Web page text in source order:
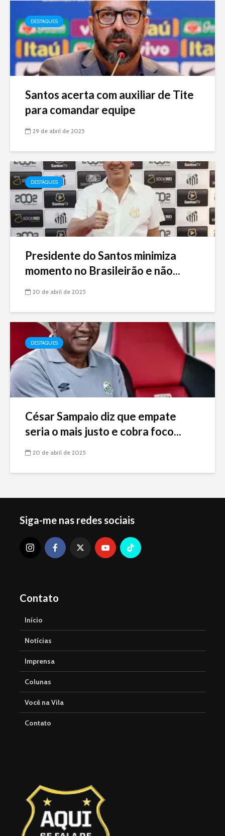
DESTAQUES
Santos acerta com auxiliar de Tite
para comandar equipe
29 de abril de 2025
DESTAQUES
Presidente do Santos minimiza
momento no Brasileirão e não...
20 de abril de 2025
DESTAQUES
César Sampaio diz que empate
seria o mais justo e cobra foco...
20 de abril de 2025
Siga-me nas redes sociais
Contato
Início
Notícias
Imprensa
Colunas
Você na Vila
Contato